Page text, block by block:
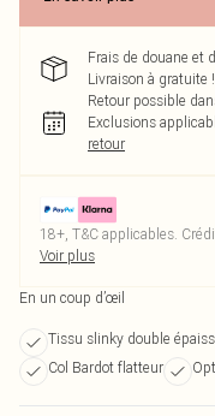
Frais de douane et
Livraison à gratuite !
Retour possible
Exclusions
retour
18+, T&C applicables.
Voir plus
En un coup d’œil
Tissu slinky double
Col Bardot flatteur